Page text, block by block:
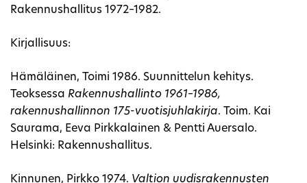
Rakennushallitus 1972–1982.
Kirjallisuus:
Hämäläinen, Toimi 1986. Suunnittelun kehitys.
Teoksessa Rakennushallinto 1961–1986,
rakennushallinnon 175-vuotisjuhlakirja. Toim. Kai
Saurama, Eeva Pirkkalainen & Pentti Auersalo.
Helsinki: Rakennushallitus.
Kinnunen, Pirkko 1974. Valtion uudisrakennusten